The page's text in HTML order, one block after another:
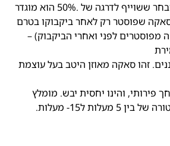
סאקה זה יוצר מאורז מובחר ששוייף לדרגה של .50% הוא מוגדר
שפוסטר רק לאחר ביקבוקו בטרם
מפוסטרים לפני ואחרי הביקבוק) –
זהו סאקה מאוזן היטב בעל עוצמת
פירותי, והינו יחסית יבש. מומלץ
ל15- מעלות.